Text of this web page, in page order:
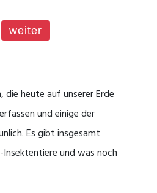
weiter
die heute auf unserer Erde
und einige der
Es gibt insgesamt
und was noch